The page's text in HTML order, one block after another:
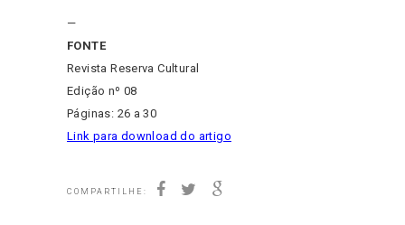
—
FONTE
Revista Reserva Cultural
Edição nº 08
Páginas: 26 a 30
Link para download do artigo
COMPARTILHE: